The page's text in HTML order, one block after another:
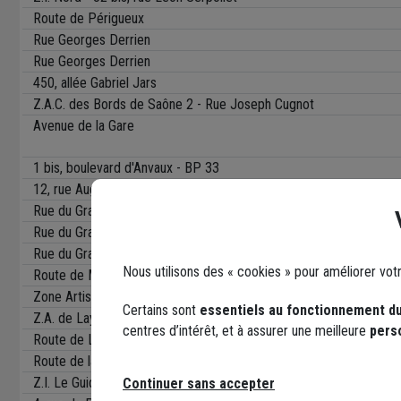
Route de Périgueux
Rue Georges Derrien
Rue Georges Derrien
450, allée Gabriel Jars
Z.A.C. des Bords de Saône 2 - Rue Joseph Cugnot
Avenue de la Gare
1 bis, boulevard d'Anvaux - BP 33
12, rue Auguste Sutter
Rue du Grand Mazais
Rue du Grand Mazais
Rue du Grand Mazais
Route de Moulins
Zone Artisanale
Z.A. de Layat 2 - 15, rue Joaquin Perez
Route de Levet
Route de la Guerche sur l'Aubois
Z.I. Le Guidon - Route de Bourges
Nous utilisons des « cookies » pour améliorer
Certains sont essentiels au fonctionnement
centres d’intérêt, et à assurer une meilleure
Continuer sans accepter